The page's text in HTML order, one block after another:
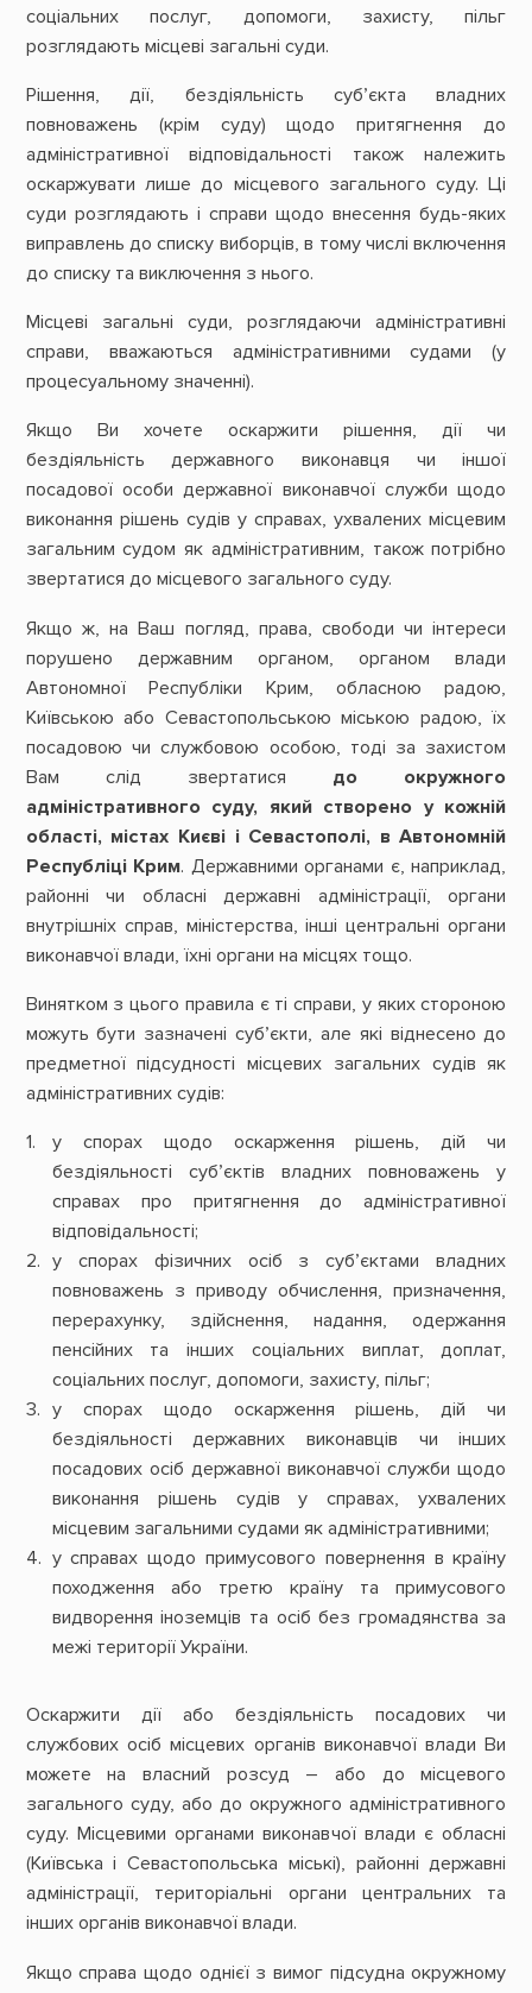
соціальних послуг, допомоги, захисту, пільг
розглядають місцеві загальні суди.
Рішення, дії, бездіяльність суб’єкта владних
повноважень (крім суду) щодо притягнення до
адміністративної відповідальності також належить
оскаржувати лише до місцевого загального суду. Ці
суди розглядають і справи щодо внесення будь-яких
виправлень до списку виборців, в тому числі включення
до списку та виключення з нього.
Місцеві загальні суди, розглядаючи адміністративні
справи, вважаються адміністративними судами (у
процесуальному значенні).
Якщо Ви хочете оскаржити рішення, дії чи
бездіяльність державного виконавця чи іншої
посадової особи державної виконавчої служби щодо
виконання рішень судів у справах, ухвалених місцевим
загальним судом як адміністративним, також потрібно
звертатися до місцевого загального суду.
Якщо ж, на Ваш погляд, права, свободи чи інтереси
порушено державним органом, органом влади
Автономної Республіки Крим, обласною радою,
Київською або Севастопольською міською радою, їх
посадовою чи службовою особою, тоді за захистом
Вам слід звертатися до окружного
адміністративного суду, який створено у кожній
області, містах Києві і Севастополі, в Автономній
Республіці Крим. Державними органами є, наприклад,
районні чи обласні державні адміністрації, органи
внутрішніх справ, міністерства, інші центральні органи
виконавчої влади, їхні органи на місцях тощо.
Винятком з цього правила є ті справи, у яких стороною
можуть бути зазначені суб’єкти, але які віднесено до
предметної підсудності місцевих загальних судів як
адміністративних судів:
у спорах щодо оскарження рішень, дій чи
бездіяльності суб’єктів владних повноважень у
справах про притягнення до адміністративної
відповідальності;
у спорах фізичних осіб з суб’єктами владних
повноважень з приводу обчислення, призначення,
перерахунку, здійснення, надання, одержання
пенсійних та інших соціальних виплат, доплат,
соціальних послуг, допомоги, захисту, пільг;
у спорах щодо оскарження рішень, дій чи
бездіяльності державних виконавців чи інших
посадових осіб державної виконавчої служби щодо
виконання рішень судів у справах, ухвалених
місцевим загальними судами як адміністративними;
у справах щодо примусового повернення в країну
походження або третю країну та примусового
видворення іноземців та осіб без громадянства за
межі території України.
Оскаржити дії або бездіяльність посадових чи
службових осіб місцевих органів виконавчої влади Ви
можете на власний розсуд – або до місцевого
загального суду, або до окружного адміністративного
суду. Місцевими органами виконавчої влади є обласні
(Київська і Севастопольська міські), районні державні
адміністрації, територіальні органи центральних та
інших органів виконавчої влади.
Якщо справа щодо однієї з вимог підсудна окружному